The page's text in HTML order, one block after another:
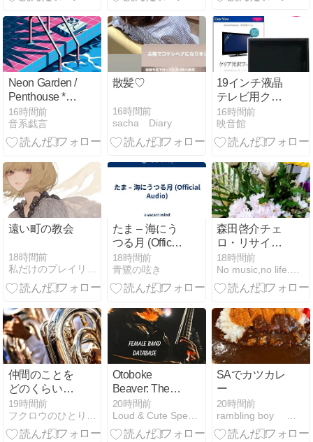
Neon Garden /
Penthouse *
2026 Victor
16時間前
音系戯言
散髪♡
16時間前
sacha Diary
19インチ液晶
テレビ用クリ
ア光沢保護フ
ィルム
16時間前
映音館
遠い町の教会
18時間前
私だけのプレイリスト
たま – 海にう
つる月 (Official
Audio)
18時間前
青鷺の呟き
森田啓介チェ
ロ・リサイタ
ル
18時間前
仲間のことを
どのくらいわ
かっています
か
19時間前
フクロウのひとりごと
Otoboke
Beaver: The
Women Who
Turn
Endurance
20時間前
Loud & Cute Special
SAでカツカレ
ー
20時間前
rambling boy 人生は旅だから